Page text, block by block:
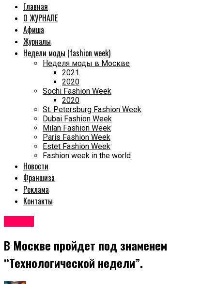
Главная
О ЖУРНАЛЕ
Афиша
Журналы
Недели моды (fashion week)
Неделя моды в Москве
2021
2020
Sochi Fashion Week
2020
St. Petersburg Fashion Week
Dubai Fashion Week
Milan Fashion Week
Paris Fashion Week
Estet Fashion Week
Fashion week in the world
Новости
Франшиза
Реклама
Контакты
В Москве пройдет под знаменем
“Технологической недели”.